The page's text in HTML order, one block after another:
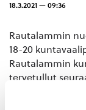
18.3.2021 — 09:36
Rautalammin
18-20
Rautalammin
tervetullut
kuntavaaleissa
teemoja, kuten